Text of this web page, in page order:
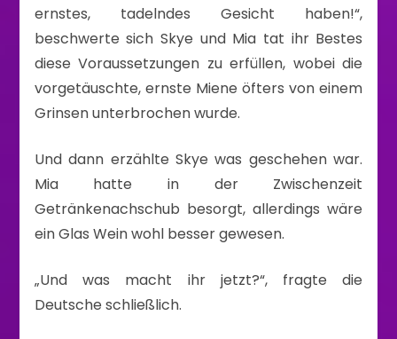
ernstes, tadelndes Gesicht haben!“,
beschwerte sich Skye und Mia tat ihr Bestes
diese Voraussetzungen zu erfüllen, wobei die
vorgetäuschte, ernste Miene öfters von einem
Grinsen unterbrochen wurde.
Und dann erzählte Skye was geschehen war.
Mia hatte in der Zwischenzeit
Getränkenachschub besorgt, allerdings wäre
ein Glas Wein wohl besser gewesen.
„Und was macht ihr jetzt?“, fragte die
Deutsche schließlich.